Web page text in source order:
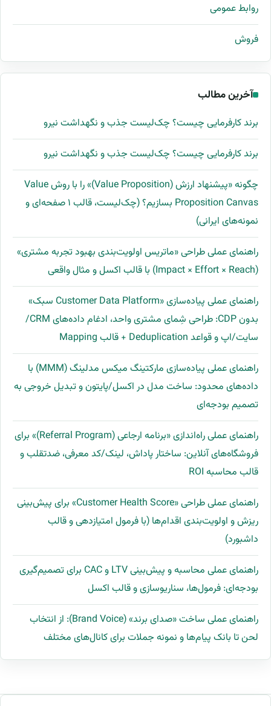
روابط عمومی
فروش
آخرین مطالب
برند کارفرمایی چیست؟ چک‌لیست جذب و نگهداشت نیرو
برند کارفرمایی چیست؟ چک‌لیست جذب و نگهداشت نیرو
چگونه «پیشنهاد ارزش (Value Proposition)» را با روش Value
Proposition Canvas بسازیم؟ (چک‌لیست، قالب ۱ صفحه‌ای و
نمونه‌های ایرانی)
راهنمای عملی طراحی «ماتریس اولویت‌بندی بهبود تجربه مشتری»
(Impact × Effort × Reach) با قالب اکسل و مثال واقعی
راهنمای عملی پیاده‌سازی «Customer Data Platform سبک»
بدون CDP: طراحی شِمای مشتری واحد، ادغام داده‌های CRM/
سایت/اپ و قواعد Deduplication + قالب Mapping
راهنمای عملی پیاده‌سازی مارکتینگ میکس مدلینگ (MMM) با
داده‌های محدود: ساخت مدل در اکسل/پایتون و تبدیل خروجی به
تصمیم بودجه‌ای
راهنمای عملی راه‌اندازی «برنامه ارجاعی (Referral Program)» برای
فروشگاه‌های آنلاین: ساختار پاداش، لینک/کد معرفی، ضدتقلب و
قالب محاسبه ROI
راهنمای عملی طراحی «Customer Health Score» برای پیش‌بینی
ریزش و اولویت‌بندی اقدام‌ها (با فرمول امتیازدهی و قالب
داشبورد)
راهنمای عملی محاسبه و پیش‌بینی LTV و CAC برای تصمیم‌گیری
بودجه‌ای: فرمول‌ها، سناریوسازی و قالب اکسل
راهنمای عملی ساخت «صدای برند» (Brand Voice): از انتخاب
لحن تا بانک پیام‌ها و نمونه جملات برای کانال‌های مختلف